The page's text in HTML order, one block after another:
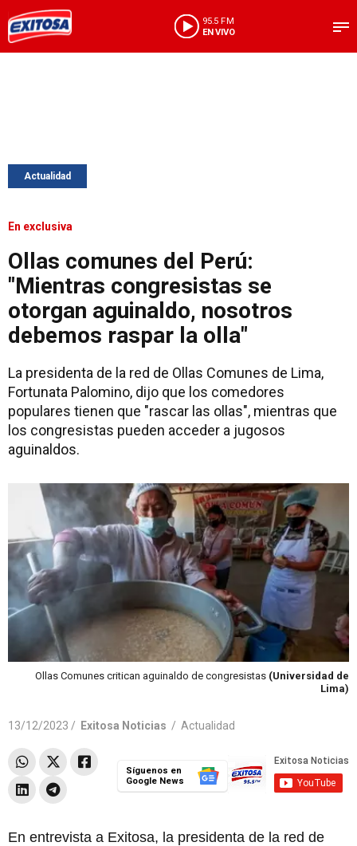
95.5 FM
EN VIVO
Actualidad
En exclusiva
Ollas comunes del Perú:
"Mientras congresistas se
otorgan aguinaldo, nosotros
debemos raspar la olla"
La presidenta de la red de Ollas Comunes de Lima,
Fortunata Palomino, dijo que los comedores
populares tienen que "rascar las ollas", mientras que
los congresistas pueden acceder a jugosos
aguinaldos.
Ollas Comunes critican aguinaldo de congresistas (Universidad de
Lima)
13/12/2023 / Exitosa Noticias / Actualidad
Síguenos en
Google News
En entrevista a Exitosa, la presidenta de la red de